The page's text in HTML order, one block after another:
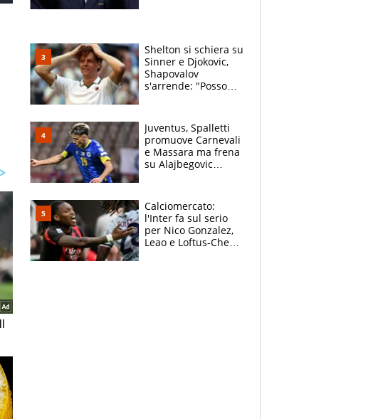
Shelton si schiera su
Sinner e Djokovic,
Shapovalov
s'arrende: "Posso
Juventus, Spalletti
promuove Carnevali
e Massara ma frena
su Alajbegovic
Yildiz
Calciomercato:
l'Inter fa sul serio
per Nico Gonzalez,
Leao e Loftus-Cheek